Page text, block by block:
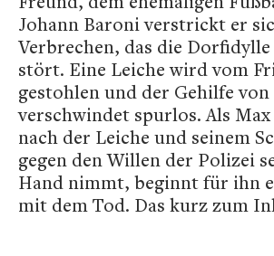
Johann Baroni verstrickt er
Verbrechen, das die
stört. Eine Leiche wird vom
gestohlen und der Gehilfe von
verschwindet spurlos. Als Max
nach der Leiche und seinem
gegen den Willen der Polizei
Hand nimmt, beginnt für ihn
mit dem Tod. Das kurz zum